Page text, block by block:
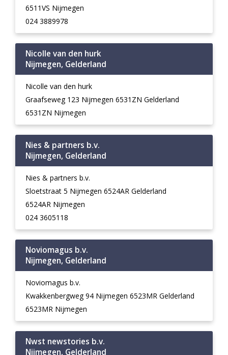
6511VS Nijmegen
024 3889978
Nicolle van den hurk
Nijmegen, Gelderland
Nicolle van den hurk
Graafseweg 123 Nijmegen 6531ZN Gelderland
6531ZN Nijmegen
Nies & partners b.v.
Nijmegen, Gelderland
Nies & partners b.v.
Sloetstraat 5 Nijmegen 6524AR Gelderland
6524AR Nijmegen
024 3605118
Noviomagus b.v.
Nijmegen, Gelderland
Noviomagus b.v.
Kwakkenbergweg 94 Nijmegen 6523MR Gelderland
6523MR Nijmegen
Nwst newstories b.v.
Nijmegen, Gelderland